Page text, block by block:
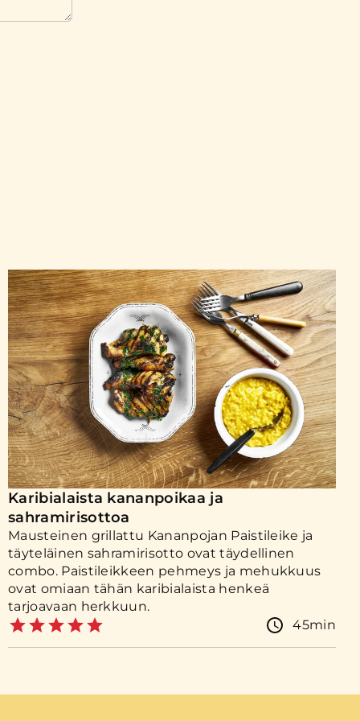
Karibialaista kananpoikaa ja
sahramirisottoa
Mausteinen grillattu Kananpojan Paistileike ja
täyteläinen sahramirisotto ovat täydellinen
combo. Paistileikkeen pehmeys ja mehukkuus
ovat omiaan tähän karibialaista henkeä
tarjoavaan herkkuun.
45min